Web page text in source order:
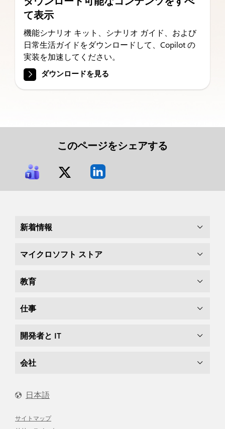
て表示
機能シナリオ キット、シナリオ ガイド、および
日常生活ガイドをダウンロードして、Copilot の
実装を加速してください。
ダウンロードを見る
このページをシェアする
新着情報
マイクロソフト ストア
教育
仕事
開発者と IT
会社
日本語
サイトマップ